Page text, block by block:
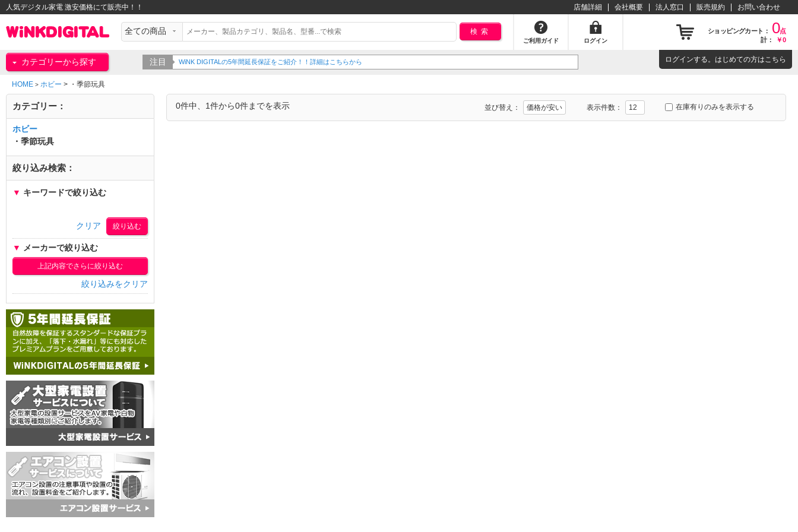
人気デジタル家電 激安価格にて販売中！！ 店舗詳細 会社概要 法人窓口 販売規約 お問い合わせ
検索
ご利用ガイド ログイン
ショッピングカート： 0点
計：
￥0
カテゴリーから探す 注目 WiNK DIGITALの5年間延長保証をご紹介！！詳細はこちらから ログインする。はじめての方はこちら
HOME > ホビー > ・季節玩具
0件中、1件から0件までを表示 並び替え： 表示件数： 在庫有りのみを表示する
カテゴリー：
ホビー
・季節玩具
絞り込み検索：
▼ キーワードで絞り込む
クリア
▼ メーカーで絞り込む
上記内容でさらに絞り込む
絞り込みをクリア